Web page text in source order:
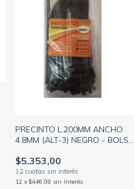
PRECINTO L.200MM ANCHO
4.8MM (ALT-3) NEGRO - BOLSA
$5.353,00
12 x $446,08 sin interés